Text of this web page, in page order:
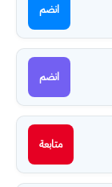
انضم
انضم
متابعة